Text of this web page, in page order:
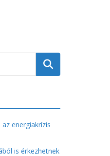
energiakrízis
is érkezhetnek